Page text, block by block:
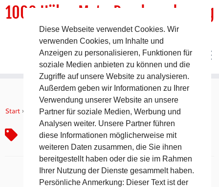
Inhalt
1000 HöhenMeterRundwanderweg
DER Rundwanderweg um Pommelsbrunn
Start »
Box
Diese Webseite verwendet Cookies. Wir
verwenden Cookies, um Inhalte und
Anzeigen zu personalisieren, Funktionen für
soziale Medien anbieten zu können und die
Zugriffe auf unsere Website zu analysieren.
Außerdem geben wir Informationen zu Ihrer
Verwendung unserer Website an unsere
Partner für soziale Medien, Werbung und
Analysen weiter. Unsere Partner führen
diese Informationen möglicherweise mit
weiteren Daten zusammen, die Sie ihnen
bereitgestellt haben oder die sie im Rahmen
Ihrer Nutzung der Dienste gesammelt haben.
Persönliche Anmerkung: Dieser Text ist der